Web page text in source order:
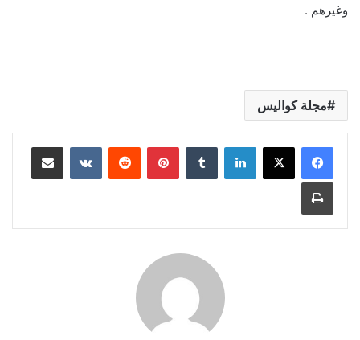
وغيرهم .
مجلة كواليس
لينكدإن بينتيريست مشاركة عبر البريد
طباعة